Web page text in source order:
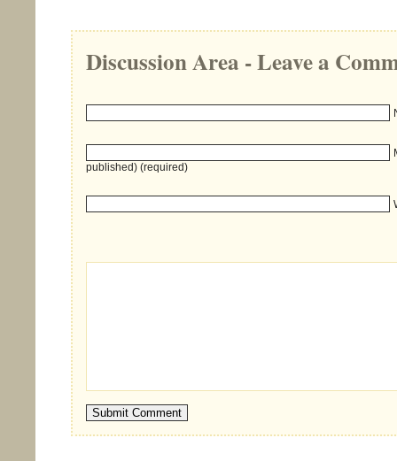
Discussion Area - Leave a
published) (required)